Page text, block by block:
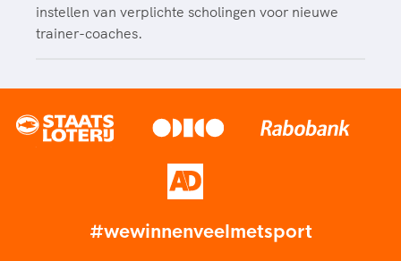
instellen van verplichte scholingen voor nieuwe
trainer-coaches.
#wewinnenveelmetsport